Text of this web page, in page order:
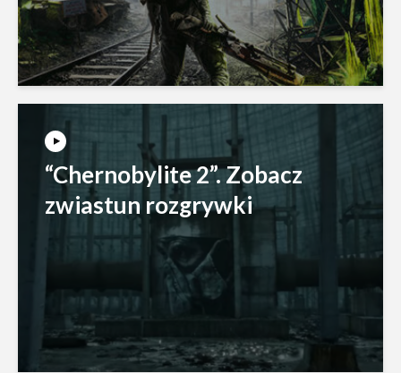
“Chernobylite 2”. Zobacz
zwiastun rozgrywki